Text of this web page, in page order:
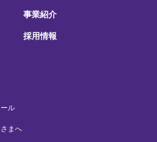
事業紹介
採用情報
ル
まへ